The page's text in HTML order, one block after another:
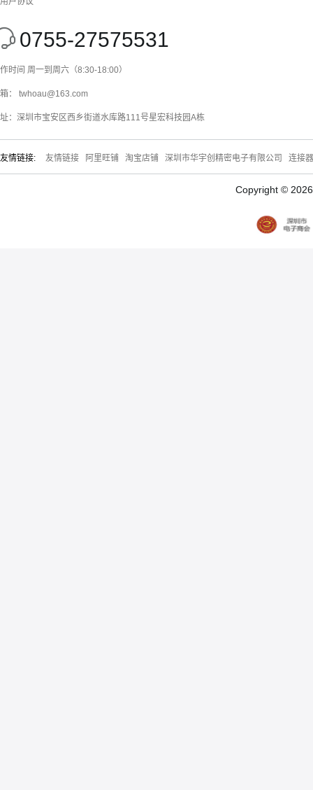
0755-27575531
时间 周一到周六（8:30-18:00）
： twhoau@163.com
：深圳市宝安区西乡街道水库路111号星宏科技园A栋
友情链接: 友情链接 阿里旺铺 淘宝店铺 深圳市华宇创精密电子有限公司 连接
Copyright ©